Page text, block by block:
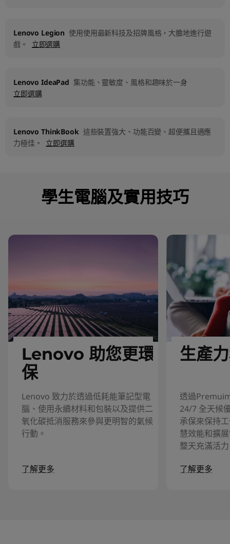
Lenovo Legion 使用使用最新科技及招牌風格，大膽地進行遊
戲。
立即選購
Lenovo IdeaPad 集功能、靈敏度、風格和趣味於一身
立即選購
Lenovo ThinkBook 這些裝置強大、功能百變、超便攜且適應
力極佳。
立即選購
學生電腦及實用技巧
Lenovo 助您更環
保
Lenovo 致力於透過低耗能筆記型電
腦、使用永續材料和包裝以及提供二
氧化碳抵消服務來參與更明智的氣候
行動。
了解更多
生產
透過
24/7 全天候
承保來保持
慧效能和擴
整天充滿活
了解更多